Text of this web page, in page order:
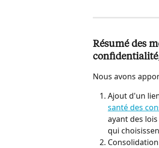
Résumé des
Nous avons
Ajout d'un
santé des
ayant des
qui